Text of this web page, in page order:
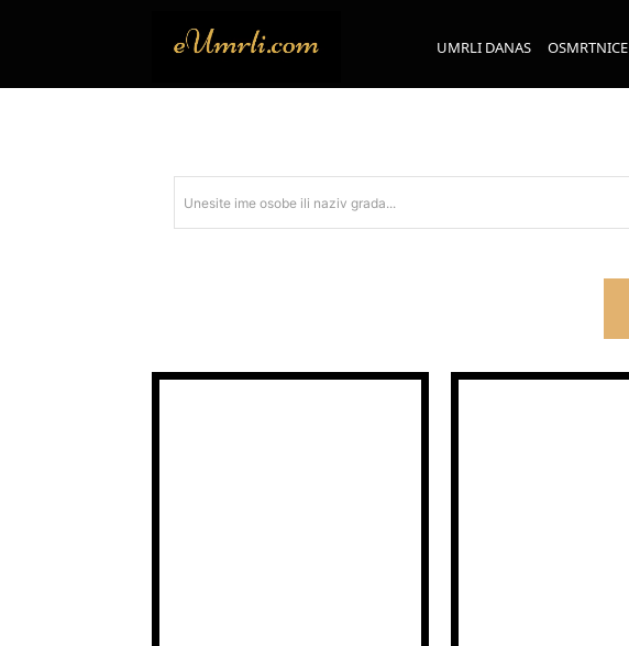
UMRLI DANAS OSMRTNICE
Unesite ime osobe ili naziv grada...